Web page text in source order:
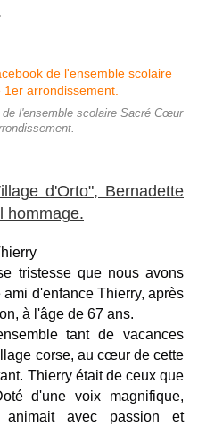
l'ensemble scolaire Sacré Cœur
d'Orto", Bernadette
hommage.
tristesse que nous avons
d'enfance Thierry, après
à l'âge de 67 ans.
tant de vacances
corse, au cœur de cette
Thierry était de ceux que
d'une voix magnifique,
avec passion et